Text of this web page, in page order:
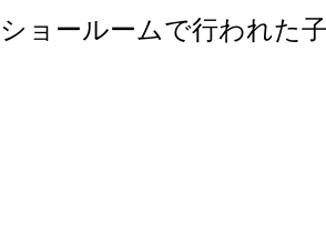
ョールームで行われた